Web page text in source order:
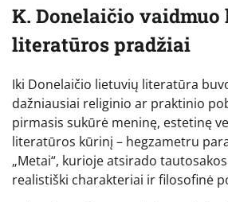
K. Donelaičio
literatūros pradžiai
Iki Donelaičio lietuvių literatūra
dažniausiai religinio ar praktinio
pirmasis sukūrė meninę, estetinę
literatūros kūrinį – hegzametru
„Metai“, kurioje atsirado
realistiški charakteriai ir filosofinė